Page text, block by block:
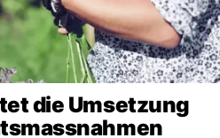
die Umsetzung